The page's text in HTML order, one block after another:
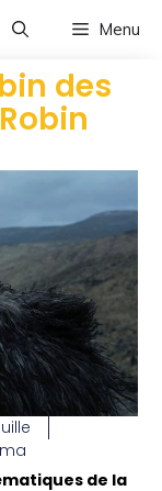
Menu
des
de la